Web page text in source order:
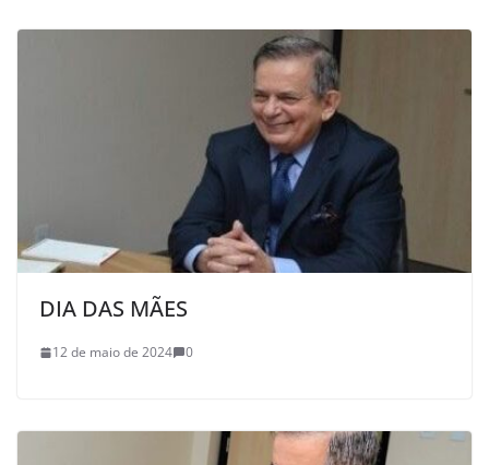
DIA DAS MÃES
12 de maio de 2024 0